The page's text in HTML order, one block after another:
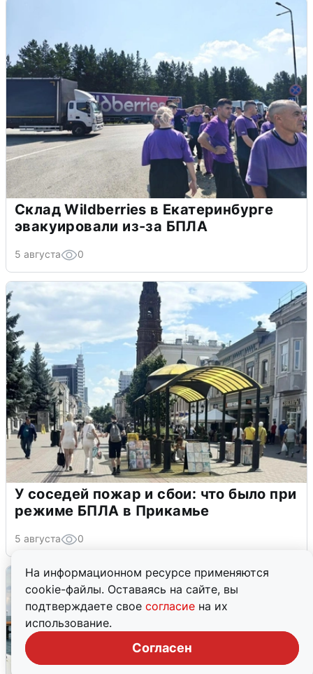
На информационном ресурсе применяются
cookie-файлы. Оставаясь на сайте, вы
подтверждаете свое согласие на их
использование.
Согласен
Склад Wildberries в Екатеринбурге
эвакуировали из-за БПЛА
5 августа 0
У соседей пожар и сбои: что было при
режиме БПЛА в Прикамье
5 августа 0